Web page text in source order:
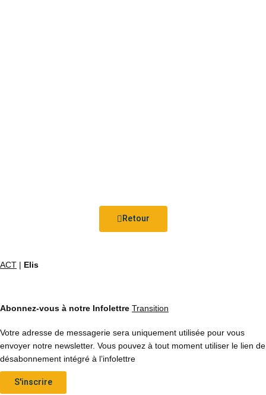
Retour
ACT | Elis
Abonnez-vous à notre Infolettre Transition
Votre adresse de messagerie sera uniquement utilisée pour vous
envoyer notre newsletter. Vous pouvez à tout moment utiliser le lien de
désabonnement intégré à l’infolettre
S'inscrire